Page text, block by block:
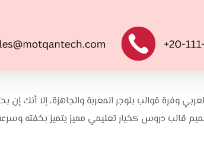
وفرة قوالب بلوجر المعربة والجاهزة، إلا أنك
قالب دروس كخيار تعليمي مميز يتميز بخفته